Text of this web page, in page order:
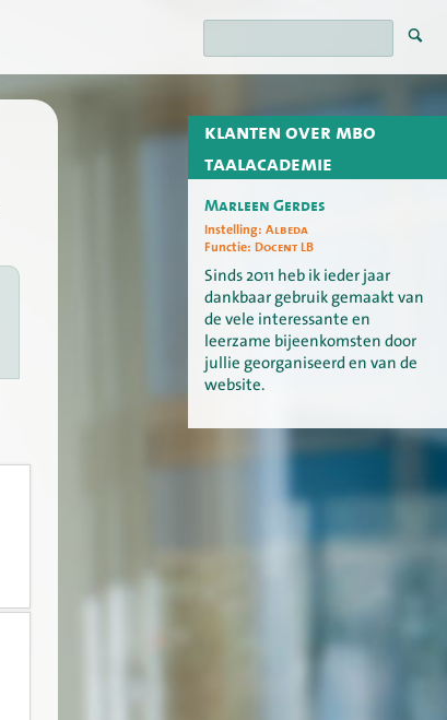
klanten over mbo
taalacademie
Marleen Gerdes
Instelling: Albeda
Functie: Docent LB
Sinds 2011 heb ik ieder jaar
dankbaar gebruik gemaakt van
de vele interessante en
leerzame bijeenkomsten door
jullie georganiseerd en van de
website.